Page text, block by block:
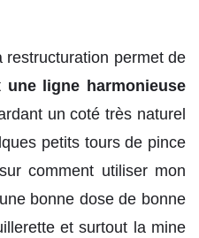
restructuration permet de
une ligne harmonieuse
un coté très naturel
petits tours de pince
comment utiliser mon
bonne dose de bonne
et surtout la mine